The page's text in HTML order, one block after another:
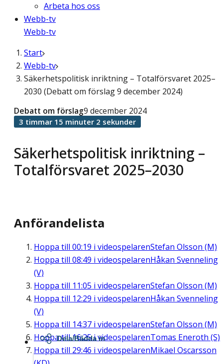
Arbeta hos oss
Webb-tv
Webb-tv
Start
Webb-tv
Säkerhetspolitisk inriktning – Totalförsvaret 2025–
2030 (Debatt om förslag 9 december 2024)
Säkerhetspolitisk inriktning –
Totalförsvaret 2025–2030
Debatt om förslag9 december 2024
3 timmar 15 minuter 2 sekunder
Anförandelista
Hoppa till 00:19 i videospelarenStefan Olsson (M)
Hoppa till 08:49 i videospelarenHåkan Svenneling
(V)
Hoppa till 11:05 i videospelarenStefan Olsson (M)
Hoppa till 12:29 i videospelarenHåkan Svenneling
(V)
Hoppa till 14:37 i videospelarenStefan Olsson (M)
Hoppa till16:25i videospelarenTomas Eneroth (S)
Hoppa till 29:46 i videospelarenMikael Oscarsson
Dela/Bädda in